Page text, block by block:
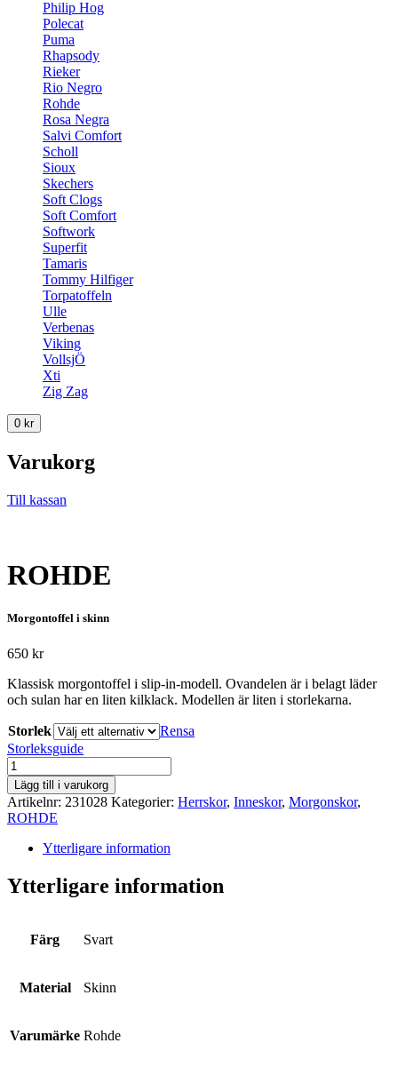
Philip Hog
Polecat
Puma
Rhapsody
Rieker
Rio Negro
Rohde
Rosa Negra
Salvi Comfort
Scholl
Sioux
Skechers
Soft Clogs
Soft Comfort
Softwork
Superfit
Tamaris
Tommy Hilfiger
Torpatoffeln
Ulle
Verbenas
Viking
VollsjÖ
Xti
Zig Zag
0 kr
Varukorg
Till kassan
ROHDE
Morgontoffel i skinn
650 kr
Klassisk morgontoffel i slip-in-modell. Ovandelen är i belagt läder
och sulan har en liten kilklack. Modellen är liten i storlekarna.
Storlek
Rensa
Storleksguide
ROHDE
mängd
Lägg till i varukorg
Artikelnr: 231028 Kategorier: Herrskor, Inneskor, Morgonskor,
ROHDE
Ytterligare information
Ytterligare information
Färg Svart
Material Skinn
Varumärke Rohde